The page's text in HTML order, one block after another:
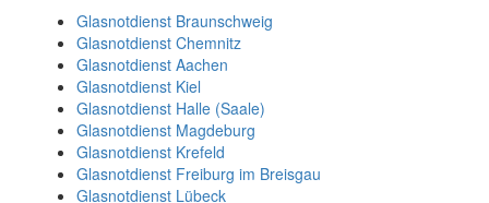
Glasnotdienst Braunschweig
Glasnotdienst Chemnitz
Glasnotdienst Aachen
Glasnotdienst Kiel
Glasnotdienst Halle (Saale)
Glasnotdienst Magdeburg
Glasnotdienst Krefeld
Glasnotdienst Freiburg im Breisgau
Glasnotdienst Lübeck